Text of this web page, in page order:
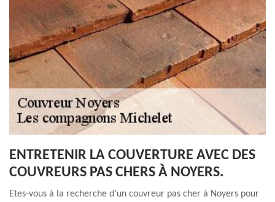
ENTRETENIR LA COUVERTURE AVEC DES
COUVREURS PAS CHERS À NOYERS.
Etes-vous à la recherche d’un couvreur pas cher à Noyers pour